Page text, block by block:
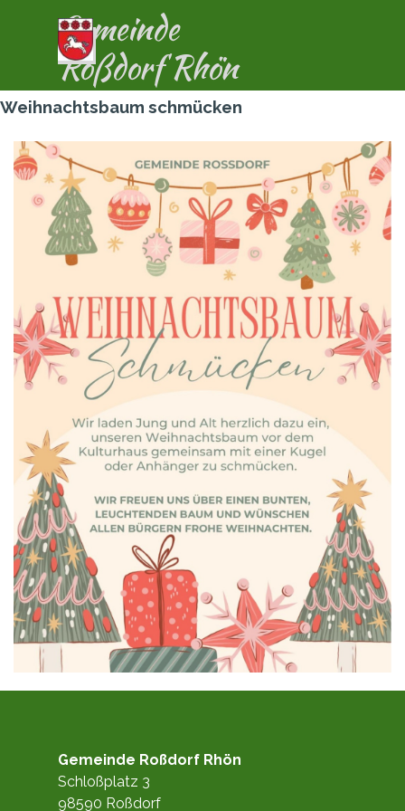
Menü überspringen
Gemeinde
Roßdorf Rhön
Weihnachtsbaum schmücken
Gemeinde Roßdorf Rhön
Schloßplatz 3
98590 Roßdorf